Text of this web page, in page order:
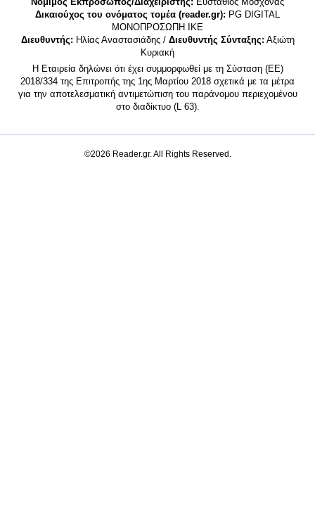
Δικαιούχος του ονόματος τομέα (reader.gr): PG DIGITAL
MONΟΠΡΟΣΩΠΗ ΙΚΕ
Διευθυντής: Ηλίας Αναστασιάδης / Διευθυντής Σύνταξης: Αξιώτη
Κυριακή
Η Εταιρεία δηλώνει ότι έχει συμμορφωθεί με τη Σύσταση (ΕΕ)
2018/334 της Επιτροπής της 1ης Μαρτίου 2018 σχετικά με τα μέτρα
για την αποτελεσματική αντιμετώπιση του παράνομου περιεχομένου
στο διαδίκτυο (L 63).
©2026 Reader.gr. All Rights Reserved.